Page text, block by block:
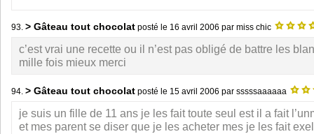
93. > Gâteau tout chocolat posté le 16 avril 2006 par miss chic
c’est vrai une recette ou il n’est pas obligé de battre les
mille fois mieux merci
94. > Gâteau tout chocolat posté le 15 avril 2006 par sssssaaaaaa
je suis un fille de 11 ans je les fait toute seul est il a fait
et mes parent se diser que je les acheter mes je les fait